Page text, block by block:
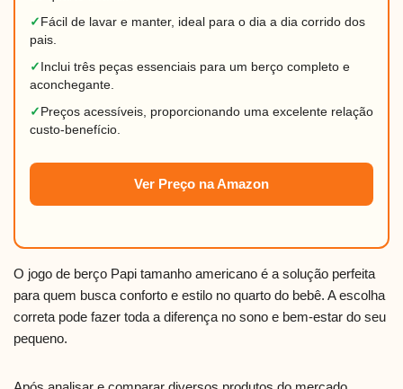
✓ Fácil de lavar e manter, ideal para o dia a dia corrido dos
pais.
✓ Inclui três peças essenciais para um berço completo e
aconchegante.
✓ Preços acessíveis, proporcionando uma excelente relação
custo-benefício.
Ver Preço na Amazon
O jogo de berço Papi tamanho americano é a solução perfeita
para quem busca conforto e estilo no quarto do bebê. A escolha
correta pode fazer toda a diferença no sono e bem-estar do seu
pequeno.